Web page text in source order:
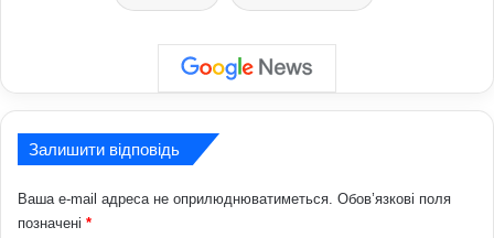
Залишити відповідь
Ваша e-mail адреса не оприлюднюватиметься. Обов’язкові поля
позначені *